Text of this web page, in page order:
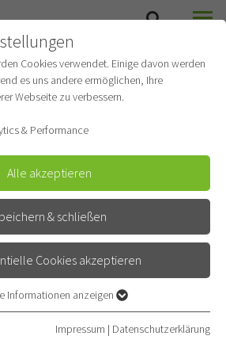
Cookies verwendet. Einige davon werden
es uns andere ermöglichen, Ihre
Webseite zu verbessern.
& Performance
Alle akzeptieren
& schließen
Cookies akzeptieren
für grundlegende Funktionen der
ist gewährleistet, dass die Webseite
Informationen anzeigen
Impressum | Datenschutzerklärung